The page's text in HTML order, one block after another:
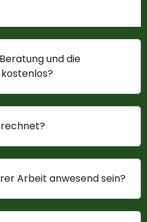
und die
Arbeit anwesend sein?